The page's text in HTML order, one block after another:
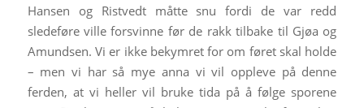
Hansen og Ristvedt måtte snu fordi de var redd
sledeføre ville forsvinne før de rakk tilbake til Gjøa og
Amundsen. Vi er ikke bekymret for om føret skal holde
– men vi har så mye anna vi vil oppleve på denne
ferden, at vi heller vil bruke tida på å følge sporene